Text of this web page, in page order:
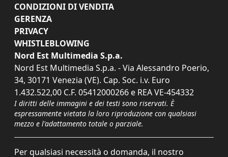
CONDIZIONI DI VENDITA
GERENZA
PRIVACY
WHISTLEBLOWING
Nord Est Multimedia S.p.a.
Nord Est Multimedia S.p.a. - Via Alessandro Poerio,
34, 30171 Venezia (VE). Cap. Soc. i.v. Euro
1.432.522,00 C.F. 05412000266 e REA VE-454332
I diritti delle immagini e dei testi sono riservati. È
espressamente vietata la loro riproduzione con qualsiasi
mezzo e l'adattamento totale o parziale.
Per qualsiasi necessità o domanda, il nostro